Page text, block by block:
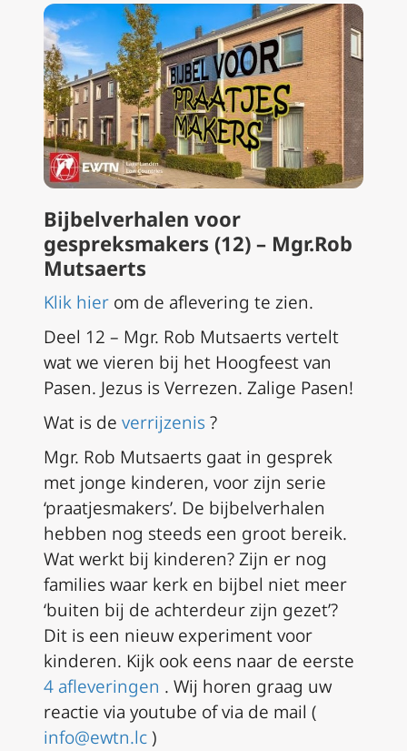
Bijbelverhalen voor
gespreksmakers (12) – Mgr.Rob
Mutsaerts
Klik hier om de aflevering te zien.
Deel 12 – Mgr. Rob Mutsaerts vertelt
wat we vieren bij het Hoogfeest van
Pasen. Jezus is Verrezen. Zalige Pasen!
Wat is de verrijzenis ?
Mgr. Rob Mutsaerts gaat in gesprek
met jonge kinderen, voor zijn serie
‘praatjesmakers’. De bijbelverhalen
hebben nog steeds een groot bereik.
Wat werkt bij kinderen?Zijn er nog
families waar kerk en bijbel niet meer
‘buiten bij de achterdeur zijn gezet’?
Dit is een nieuw experiment voor
kinderen. Kijk ook eens naar de eerste
4 afleveringen . Wij horen graag uw
reactie via youtube of via de mail (
info@ewtn.lc)